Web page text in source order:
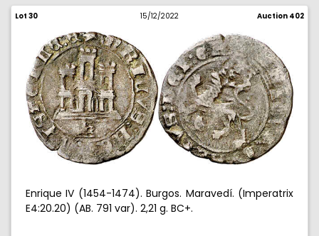
Lot 30 15/12/2022 Auction 402
Enrique IV (1454-1474). Burgos. Maravedí. (Imperatrix
E4:20.20) (AB. 791 var). 2,21 g. BC+.